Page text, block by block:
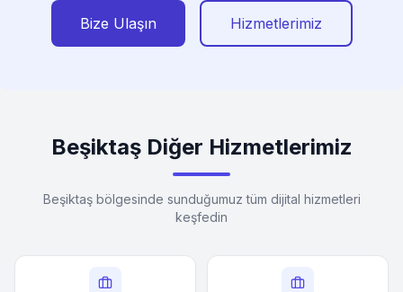
Bize Ulaşın Hizmetlerimiz
Beşiktaş Diğer Hizmetlerimiz
Beşiktaş bölgesinde sunduğumuz tüm dijital hizmetleri
keşfedin